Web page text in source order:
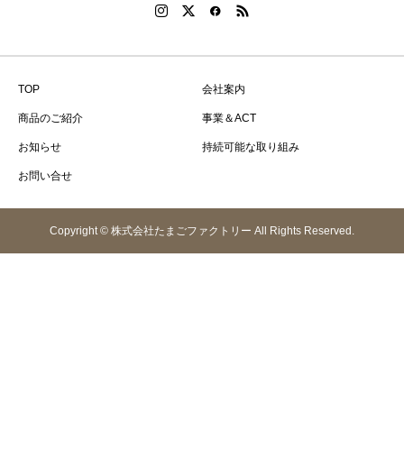
TOP 会社案内
商品のご紹介 事業＆ACT
お知らせ 持続可能な取り組み
お問い合せ
Copyright © 株式会社たまごファクトリー All Rights Reserved.